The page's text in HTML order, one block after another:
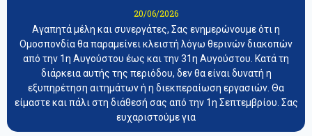
20/06/2026
Αγαπητά μέλη και συνεργάτες, Σας ενημερώνουμε ότι η
Ομοσπονδία θα παραμείνει κλειστή λόγω θερινών διακοπών
από την 1η Αυγούστου έως και την 31η Αυγούστου. Κατά τη
διάρκεια αυτής της περιόδου, δεν θα είναι δυνατή η
εξυπηρέτηση αιτημάτων ή η διεκπεραίωση εργασιών. Θα
είμαστε και πάλι στη διάθεσή σας από την 1η Σεπτεμβρίου. Σας
ευχαριστούμε για